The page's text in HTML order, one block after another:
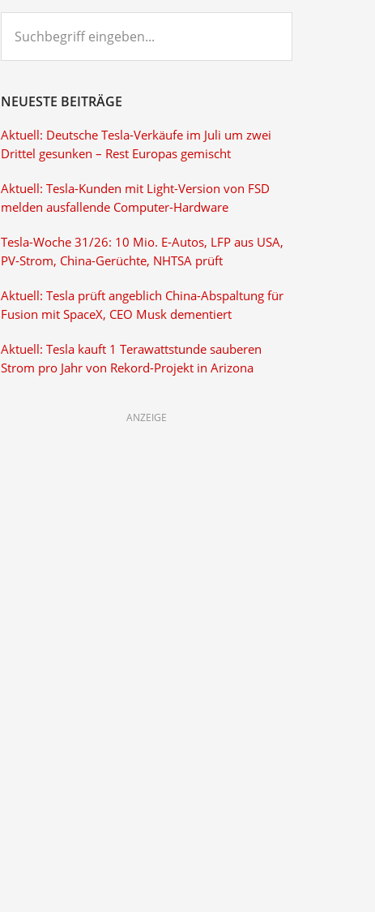
eingeben...
NEUESTE BEITRÄGE
Aktuell: Deutsche Tesla-Verkäufe im Juli um zwei
Drittel gesunken – Rest Europas gemischt
Aktuell: Tesla-Kunden mit Light-Version von FSD
melden ausfallende Computer-Hardware
Tesla-Woche 31/26: 10 Mio. E-Autos, LFP aus USA,
PV-Strom, China-Gerüchte, NHTSA prüft
Aktuell: Tesla prüft angeblich China-Abspaltung für
Fusion mit SpaceX, CEO Musk dementiert
Aktuell: Tesla kauft 1 Terawattstunde sauberen
Strom pro Jahr von Rekord-Projekt in Arizona
ANZEIGE